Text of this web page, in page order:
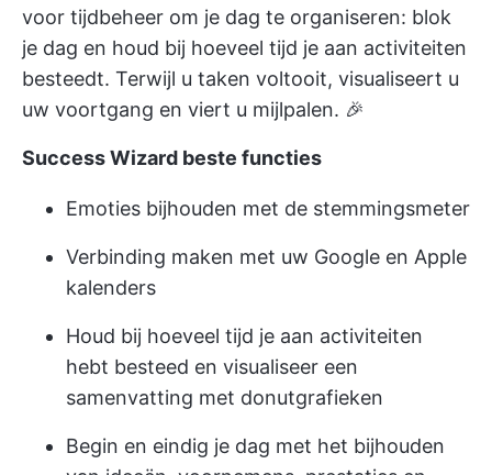
voor tijdbeheer om je dag te organiseren: blok
je dag en houd bij hoeveel tijd je aan activiteiten
besteedt. Terwijl u taken voltooit, visualiseert u
uw voortgang en viert u mijlpalen. 🎉
Success Wizard beste functies
Emoties bijhouden met de stemmingsmeter
Verbinding maken met uw Google en Apple
kalenders
Houd bij hoeveel tijd je aan activiteiten
hebt besteed en visualiseer een
samenvatting met donutgrafieken
Begin en eindig je dag met het bijhouden